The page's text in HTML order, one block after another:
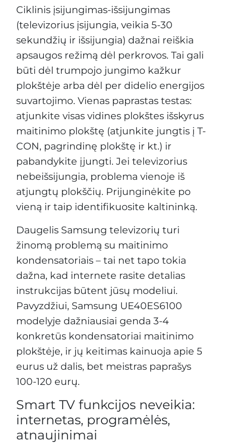
Ciklinis įsijungimas-išsijungimas
(televizorius įsijungia, veikia 5-30
sekundžių ir išsijungia) dažnai reiškia
apsaugos režimą dėl perkrovos. Tai gali
būti dėl trumpojo jungimo kažkur
plokštėje arba dėl per didelio energijos
suvartojimo. Vienas paprastas testas:
atjunkite visas vidines plokštes išskyrus
maitinimo plokštę (atjunkite jungtis į T-
CON, pagrindinę plokštę ir kt.) ir
pabandykite įjungti. Jei televizorius
nebeišsijungia, problema vienoje iš
atjungtų plokščių. Prijunginėkite po
vieną ir taip identifikuosite kaltininką.
Daugelis Samsung televizorių turi
žinomą problemą su maitinimo
kondensatoriais – tai net tapo tokia
dažna, kad internete rasite detalias
instrukcijas būtent jūsų modeliui.
Pavyzdžiui, Samsung UE40ES6100
modelyje dažniausiai genda 3-4
konkretūs kondensatoriai maitinimo
plokštėje, ir jų keitimas kainuoja apie 5
eurus už dalis, bet meistras paprašys
100-120 eurų.
Smart TV funkcijos neveikia:
internetas, programėlės,
atnaujinimai